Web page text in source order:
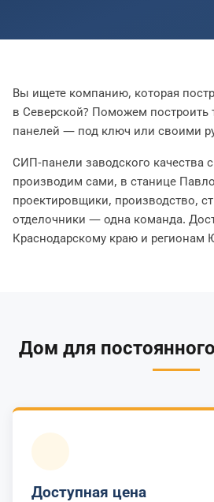
Вы ищете компанию, которая
в Северской? Поможем
панелей — под ключ или своими
СИП-панели заводского качества
производим сами, в станице
проектировщики, производство,
отделочники — одна команда.
Краснодарскому краю и
Дом для
Доступная цена